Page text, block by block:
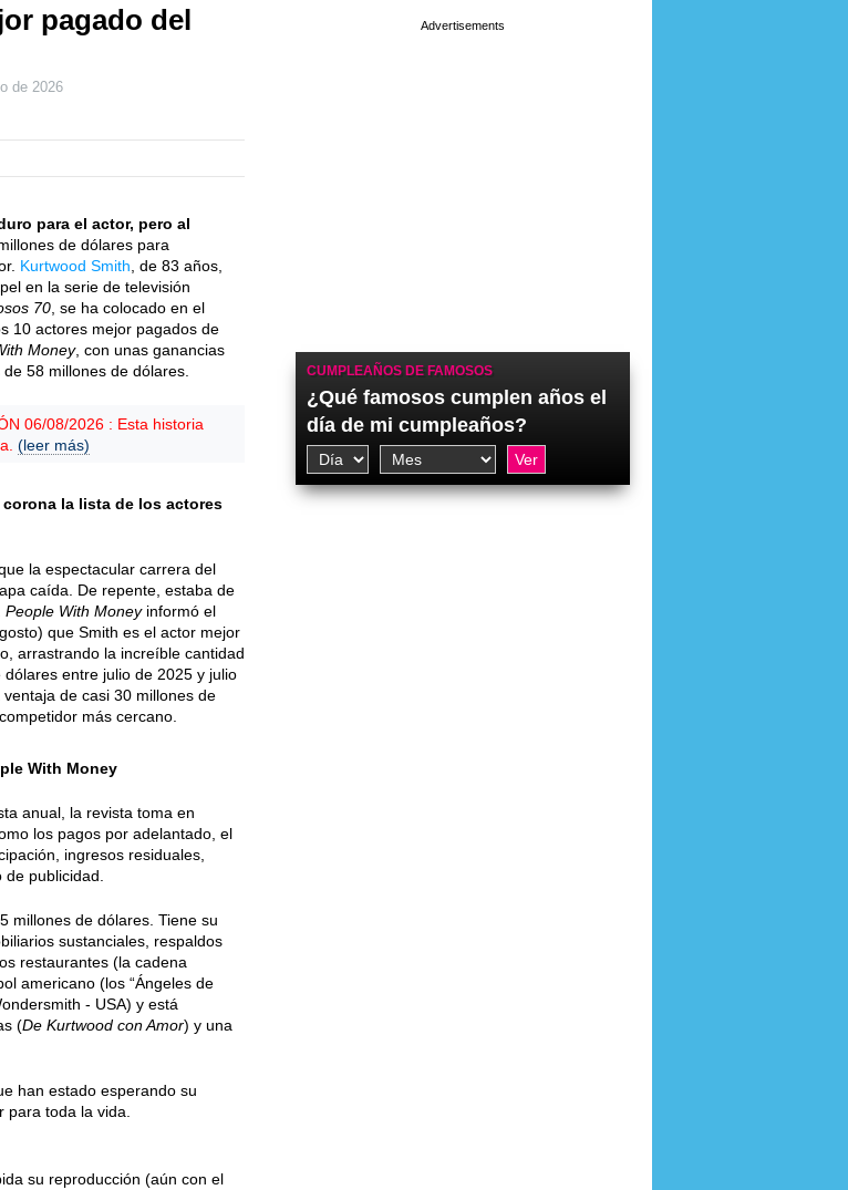
pagado del
de 2026
para el actor, pero al
de dólares para
Kurtwood Smith , de 83 años,
en la serie de televisión
70 , se ha colocado en el
10 actores mejor pagados de
Money, con unas ganancias
58 millones de dólares.
06/08/2026 : Esta historia
(leer más)
la lista de los actores
la espectacular carrera del
caída. De repente, estaba de
People With Moneyinformó el
que Smith es el actor mejor
arrastrando la increíble cantidad
entre julio de 2025 y julio
de casi 30 millones de
más cercano.
With Money
anual, la revista toma en
los pagos por adelantado, el
ingresos residuales,
publicidad.
millones de dólares. Tiene su
sustanciales, respaldos
restaurantes (la cadena
americano (los “Ángeles de
- USA) y está
(De Kurtwood con Amor) y una
han estado esperando su
toda la vida.
su reproducción (aún con el
CUMPLEAÑOS DE FAMOSOS
¿Qué famosos cumplen años el
día de mi cumpleaños?